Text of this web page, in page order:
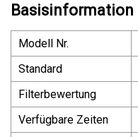
Basisinformation
Modell Nr.
Standard
Filterbewertung
Verfügbare Zeiten